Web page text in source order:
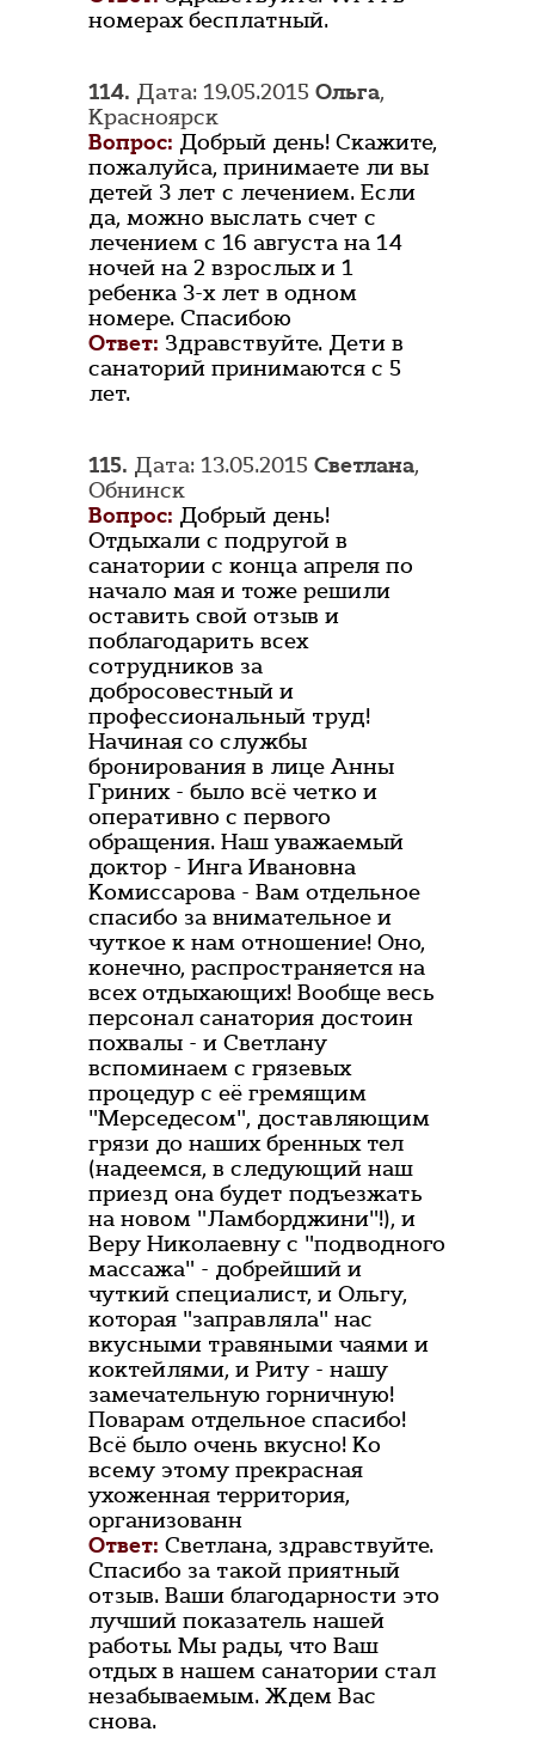
номерах бесплатный.
114. Дата: 19.05.2015 Ольга,
Красноярск
Вопрос: Добрый день! Скажите,
пожалуйса, принимаете ли вы
детей 3 лет с лечением. Если
да, можно выслать счет с
лечением с 16 августа на 14
ночей на 2 взрослых и 1
ребенка 3-х лет в одном
номере. Спасибою
Ответ: Здравствуйте. Дети в
санаторий принимаются с 5
лет.
115. Дата: 13.05.2015 Светлана,
Обнинск
Вопрос: Добрый день!
Отдыхали с подругой в
санатории с конца апреля по
начало мая и тоже решили
оставить свой отзыв и
поблагодарить всех
сотрудников за
добросовестный и
профессиональный труд!
Начиная со службы
бронирования в лице Анны
Гриних - было всё четко и
оперативно с первого
обращения. Наш уважаемый
доктор - Инга Ивановна
Комиссарова - Вам отдельное
спасибо за внимательное и
чуткое к нам отношение! Оно,
конечно, распространяется на
всех отдыхающих! Вообще весь
персонал санатория достоин
похвалы - и Светлану
вспоминаем с грязевых
процедур с её гремящим
"Мерседесом", доставляющим
грязи до наших бренных тел
(надеемся, в следующий наш
приезд она будет подъезжать
на новом "Ламборджини"!), и
Веру Николаевну с "подводного
массажа" - добрейший и
чуткий специалист, и Ольгу,
которая "заправляла" нас
вкусными травяными чаями и
коктейлями, и Риту - нашу
замечательную горничную!
Поварам отдельное спасибо!
Всё было очень вкусно! Ко
всему этому прекрасная
ухоженная территория,
организованн
Ответ: Светлана, здравствуйте.
Спасибо за такой приятный
отзыв. Ваши благодарности это
лучший показатель нашей
работы. Мы рады, что Ваш
отдых в нашем санатории стал
незабываемым. Ждем Вас
снова.